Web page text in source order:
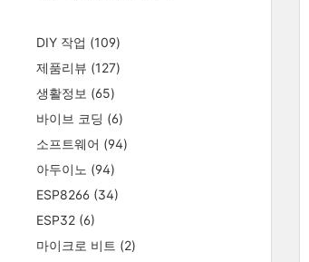
DIY 작업 (109)
제품리뷰 (127)
생활정보 (65)
바이브 코딩 (6)
소프트웨어 (94)
아두이노 (94)
ESP8266 (34)
ESP32 (6)
마이크로 비트 (2)